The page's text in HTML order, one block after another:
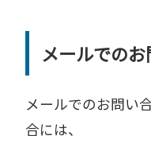
メールでの
メールでのお問い
合には、